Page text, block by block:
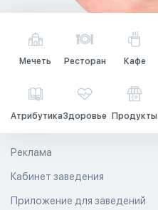
Мечеть Ресторан Кафе
АтрибутикаЗдоровье Продукты
Реклама
Кабинет заведения
Приложение для заведений